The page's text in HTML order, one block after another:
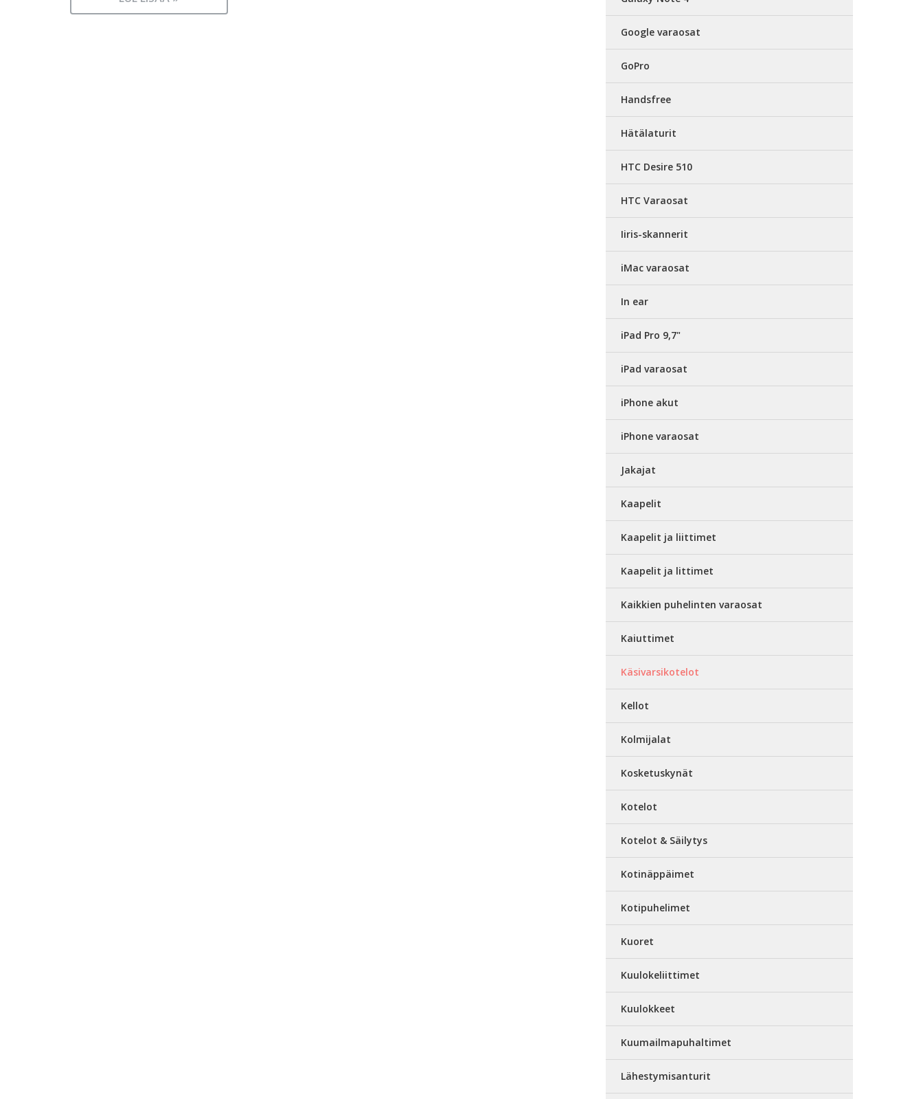
Google varaosat
GoPro
Handsfree
Hätälaturit
HTC Desire 510
HTC Varaosat
Iiris-skannerit
iMac varaosat
In ear
iPad Pro 9,7"
iPad varaosat
iPhone akut
iPhone varaosat
Jakajat
Kaapelit
Kaapelit ja liittimet
Kaapelit ja littimet
Kaikkien puhelinten varaosat
Kaiuttimet
Käsivarsikotelot
Kellot
Kolmijalat
Kosketuskynät
Kotelot
Kotelot & Säilytys
Kotinäppäimet
Kotipuhelimet
Kuoret
Kuulokeliittimet
Kuulokkeet
Kuumailmapuhaltimet
Lähestymisanturit